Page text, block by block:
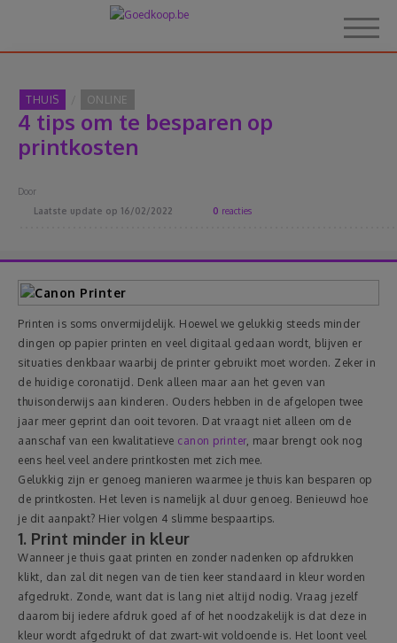
Home
Over Goedkoop.be
Korting
Reviews
Reizen
Geldzaken
Thuis
Elektronica
Eten & Drinken
THUIS ONLINE
4 tips om te besparen op
printkosten
Door
Laatste update op 16/02/2022 0 reacties
Printen is soms onvermijdelijk. Hoewel we gelukkig steeds minder
dingen op papier printen en veel digitaal gedaan wordt, blijven er
situaties denkbaar waarbij de printer gebruikt moet worden. Zeker in
de huidige coronatijd. Denk alleen maar aan het geven van
thuisonderwijs aan kinderen. Ouders hebben in de afgelopen twee
jaar meer geprint dan ooit tevoren. Dat vraagt niet alleen om de
aanschaf van een kwalitatieve canon printer, maar brengt ook nog
eens heel veel andere printkosten met zich mee.
Gelukkig zijn er genoeg manieren waarmee je thuis kan besparen op
de printkosten. Het leven is namelijk al duur genoeg. Benieuwd hoe
je dit aanpakt? Hier volgen 4 slimme bespaartips.
1. Print minder in kleur
Wanneer je thuis gaat printen en zonder nadenken op afdrukken
klikt, dan zal dit negen van de tien keer standaard in kleur worden
afgedrukt. Zonde, want dat is lang niet altijd nodig. Vraag jezelf
daarom bij iedere afdruk goed af of het noodzakelijk is dat deze in
kleur wordt afgedrukt of dat zwart-wit voldoende is. Het loont veel